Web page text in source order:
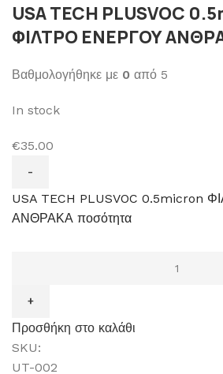
USA TECH PLUSVOC
ΦΙΛΤΡΟ ΕΝΕΡΓΟΥ
Βαθμολογήθηκε με 0 από 5
In stock
€35.00
USA TECH PLUSVOC 0.5micron
ΑΝΘΡΑΚΑ ποσότητα
Προσθήκη στο καλάθι
SKU:
UT-002